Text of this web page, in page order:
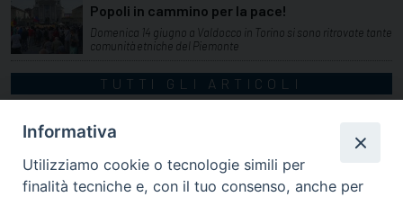
Popoli in cammino per la pace!
Domenica 14 giugno a Valdocco in Torino si sono ritrovate tante
comunità etniche del Piemonte
TUTTI GLI ARTICOLI
Informativa
Utilizziamo cookie o tecnologie simili per
finalità tecniche e, con il tuo consenso, anche per